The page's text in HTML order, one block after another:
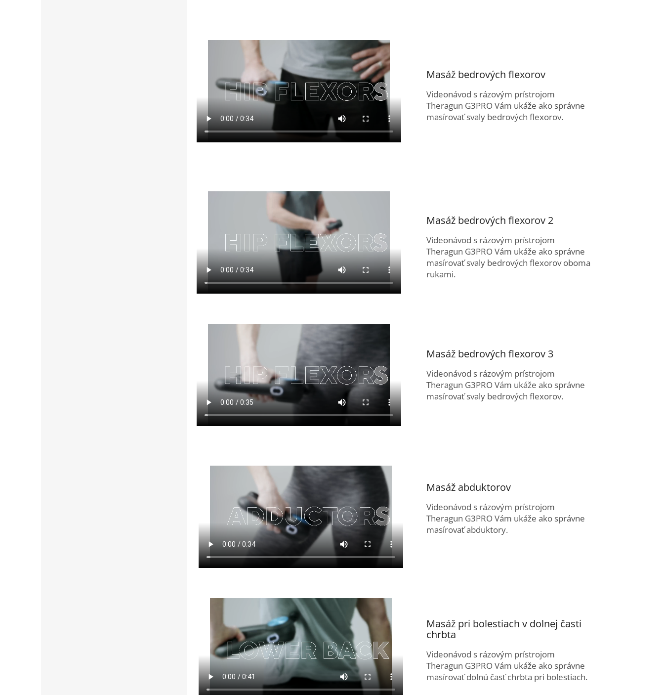
Masáž bedrových flexorov
Videonávod s rázovým prístrojom
Theragun G3PRO Vám ukáže ako správne
masírovať svaly bedrových flexorov.
Masáž bedrových flexorov 2
Videonávod s rázovým prístrojom
Theragun G3PRO Vám ukáže ako správne
masírovať svaly bedrových flexorov oboma
rukami.
Masáž bedrových flexorov 3
Videonávod s rázovým prístrojom
Theragun G3PRO Vám ukáže ako správne
masírovať svaly bedrových flexorov.
Masáž abduktorov
Videonávod s rázovým prístrojom
Theragun G3PRO Vám ukáže ako správne
masírovať abduktory.
Masáž pri bolestiach v dolnej časti
chrbta
Videonávod s rázovým prístrojom
Theragun G3PRO Vám ukáže ako správne
masírovať dolnú časť chrbta pri bolestiach.